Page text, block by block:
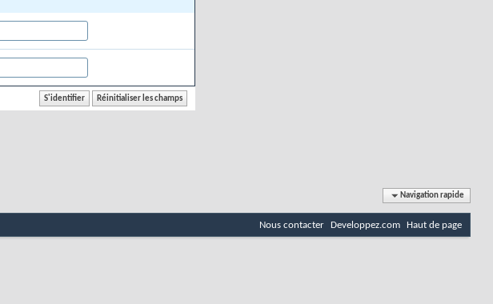
Navigation rapide
Nous contacter Developpez.com Haut de page